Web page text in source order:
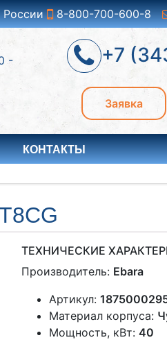
России 8-800-700-600-8
-
+7
Заявка
КОНТАКТЫ
ТЕХНИЧЕСКИЕ
Производитель: Ebara
Артикул:
Материал корпуса:
Мощность, кВт:40